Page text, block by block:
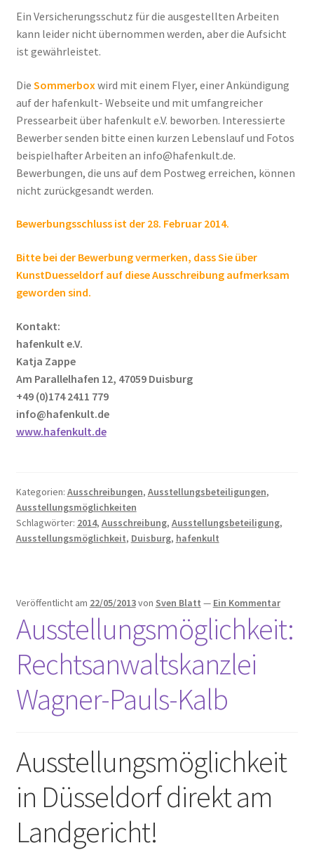
Ein Versicherungsschutz für die ausgestellten Arbeiten
kann leider nicht übernommen werden, aber die Aufsicht
ist gewährleistet.
Die Sommerbox wird mit einem Flyer, einer Ankündigung
auf der hafenkult- Webseite und mit umfangreicher
Pressearbeit über hafenkult e.V. beworben. Interessierte
Bewerber senden bitte einen kurzen Lebenslauf und Fotos
beispielhafter Arbeiten an info@hafenkult.de.
Bewerbungen, die uns auf dem Postweg erreichen, können
nicht zurückgesandt werden.
Bewerbungsschluss ist der 28. Februar 2014.
Bitte bei der Bewerbung vermerken, dass Sie über
KunstDuesseldorf auf diese Ausschreibung aufmerksam
geworden sind.
Kontakt:
hafenkult e.V.
Katja Zappe
Am Parallelhafen 12, 47059 Duisburg
+49 (0)174 2411 779
info@hafenkult.de
www.hafenkult.de
Kategorien: Ausschreibungen, Ausstellungsbeteiligungen,
Ausstellungsmöglichkeiten
Schlagwörter: 2014, Ausschreibung, Ausstellungsbeteiligung,
Ausstellungsmöglichkeit, Duisburg, hafenkult
Veröffentlicht am 22/05/2013von Sven Blatt — Ein Kommentar
Ausstellungsmöglichkeit:
Rechtsanwaltskanzlei
Wagner-Pauls-Kalb
Ausstellungsmöglichkeit
in Düsseldorf direkt am
Landgericht!